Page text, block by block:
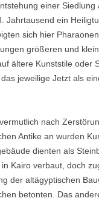
einer
Jahrtausend ein
sich hier
größeren und
ältere Kunststile oder
jeweilige Jetzt als
nach
Antike an wurden
dienten als
Kairo verbaut, doch
der altägyptischen
betonten. Das